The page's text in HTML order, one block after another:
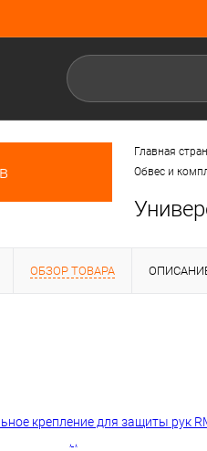
Главная
Обвес и
ОБЗОР ТОВАРА